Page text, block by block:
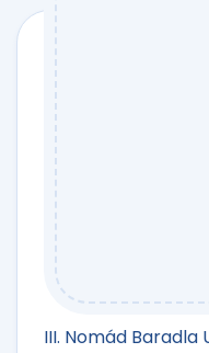
III. Nomád